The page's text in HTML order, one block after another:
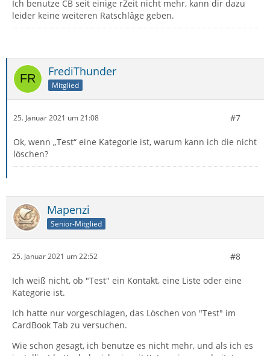
Ich benutze CB seit einige rZeit nicht mehr, kann dir dazu
leider keine weiteren Ratschlâge geben.
FrediThunder
Mitglied
25. Januar 2021 um 21:08 #7
Ok, wenn „Test“ eine Kategorie ist, warum kann ich die nicht
löschen?
Mapenzi
Senior-Mitglied
25. Januar 2021 um 22:52 #8
Ich weiß nicht, ob "Test" ein Kontakt, eine Liste oder eine
Kategorie ist.
Ich hatte nur vorgeschlagen, das Löschen von "Test" im
CardBook Tab zu versuchen.
Wie schon gesagt, ich benutze es nicht mehr, und als ich es